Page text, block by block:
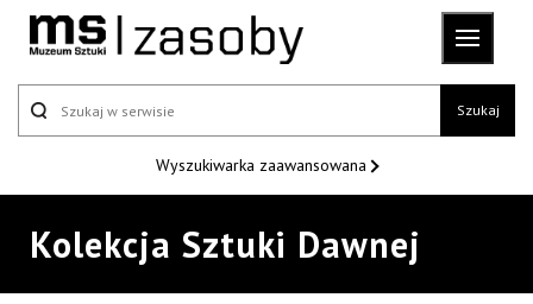
Szukaj
Wyszukiwarka zaawansowana
Kolekcja Sztuki Dawnej